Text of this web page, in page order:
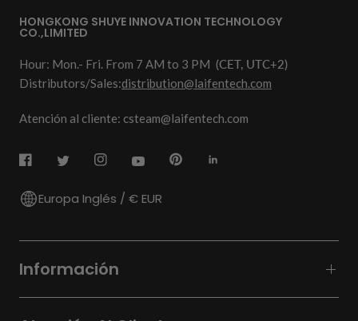
HONGKONG SHUYE INNOVATION TECHNOLOGY
CO.,LIMITED
Hour: Mon.- Fri. From 7 AM to 3 PM (CET, UTC+2)
Distributors/Sales:distribution@laifentech.com
Atención al cliente: csteam@laifentech.com
Europa Inglés / € EUR
Información